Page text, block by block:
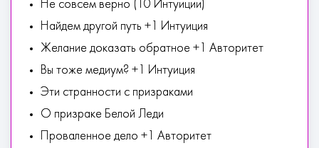
Не совсем верно (10 Интуиции)
Найдем другой путь +1 Интуиция
Желание доказать обратное +1 Авторитет
Вы тоже медиум? +1 Интуиция
Эти странности с призраками
О призраке Белой Леди
Проваленное дело +1 Авторитет